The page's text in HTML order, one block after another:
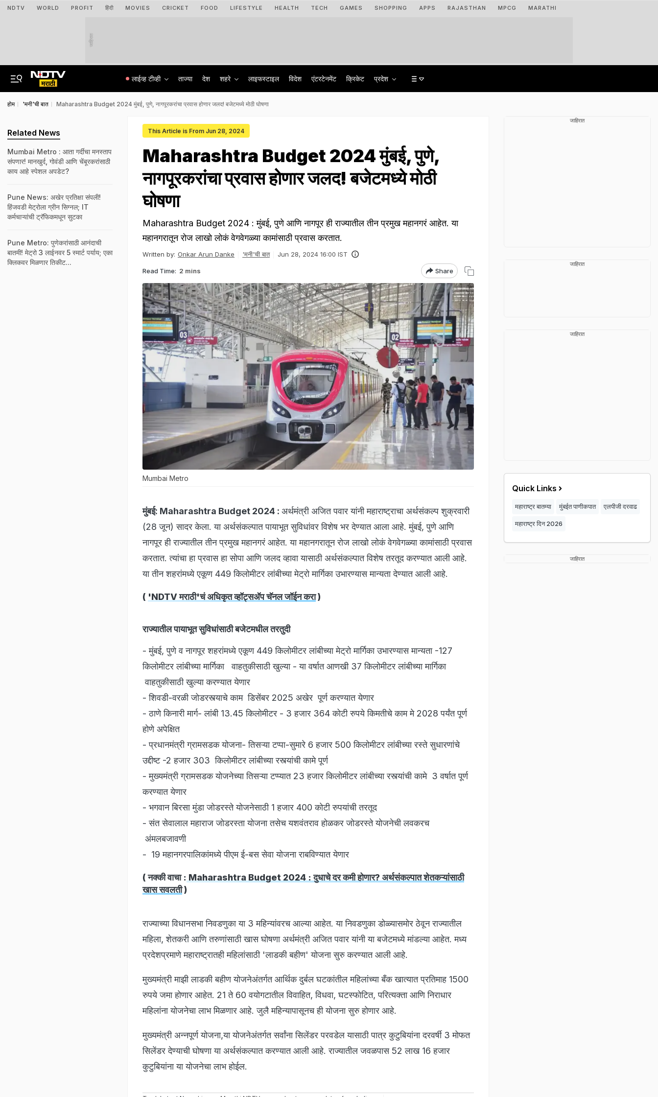
NDTV WORLD PROFIT हिंदी MOVIES CRICKET FOOD LIFESTYLE HEALTH TECH GAMES SHOPPING APPS RAJASTHAN MPCG MARATHI
जाहिरात
लाईव्ह टीव्ही ताज्या देश शहरे लाइफस्टाइल विदेश एंटरटेनमेंट क्रिकेट प्रदेश
होम 'मनी'ची बात Maharashtra Budget 2024 मुंबई, पुणे, नागपूरकरांचा प्रवास होणार जलद! बजेटमध्ये मोठी घोषणा
This Article is From Jun 28, 2024
Maharashtra Budget 2024 मुंबई, पुणे,
नागपूरकरांचा प्रवास होणार जलद! बजेटमध्ये मोठी
घोषणा
Maharashtra Budget 2024 : मुंबई, पुणे आणि नागपूर ही राज्यातील तीन प्रमुख महानगरं आहेत. या
महानगरातून रोज लाखो लोकं वेगवेगळ्या कामांसाठी प्रवास करतात.
Written by: Onkar Arun Danke 'मनी'ची बात Jun 28, 2024 16:00 IST
Read Time: 2 mins Share
Mumbai Metro
मुंबई: Maharashtra Budget 2024 : अर्थमंत्री अजित पवार यांनी महाराष्ट्राचा अर्थसंकल्प शुक्रवारी
(28 जून) सादर केला. या अर्थसंकल्पात पायाभूत सुविधांवर विशेष भर देण्यात आला आहे. मुंबई, पुणे आणि
नागपूर ही राज्यातील तीन प्रमुख महानगरं आहेत. या महानगरातून रोज लाखो लोकं वेगवेगळ्या कामांसाठी प्रवास
करतात. त्यांचा हा प्रवास हा सोपा आणि जलद व्हावा यासाठी अर्थसंकल्पात विशेष तरतूद करण्यात आली आहे.
या तीन शहरांमध्ये एकूण 449 किलोमीटर लांबीच्या मेट्रो मार्गिका उभारण्यास मान्यता देण्यात आली आहे.
( 'NDTV मराठी'चं अधिकृत व्हॉट्सअ‍ॅप चॅनल जॉईन करा)
राज्यातील पायाभूत सुविधांसाठी बजेटमधील तरतुदी
- मुंबई, पुणे व नागपूर शहरांमध्ये एकूण 449 किलोमीटर लांबीच्या मेट्रो मार्गिका उभारण्यास मान्यता -127
किलोमीटर लांबीच्या मार्गिका वाहतुकीसाठी खुल्या - या वर्षात आणखी 37 किलोमीटर लांबीच्या मार्गिका
वाहतुकीसाठी खुल्या करण्यात येणार
- शिवडी-वरळी जोडरस्त्याचे काम डिसेंबर 2025 अखेर पूर्ण करण्यात येणार
- ठाणे किनारी मार्ग- लांबी 13.45 किलोमीटर - 3 हजार 364 कोटी रुपये किमतीचे काम मे 2028 पर्यंत पूर्ण
होणे अपेक्षित
- प्रधानमंत्री ग्रामसडक योजना- तिसऱ्या टप्पा-सुमारे 6 हजार 500 किलोमीटर लांबीच्या रस्ते सुधारणांचे
उद्दीष्ट -2 हजार 303 किलोमीटर लांबीच्या रस्त्यांची कामे पूर्ण
- मुख्यमंत्री ग्रामसडक योजनेच्या तिसऱ्या टप्प्यात 23 हजार किलोमीटर लांबीच्या रस्त्यांची कामे 3 वर्षात पूर्ण
करण्यात येणार
- भगवान बिरसा मुंडा जोडरस्ते योजनेसाठी 1 हजार 400 कोटी रुपयांची तरतूद
- संत सेवालाल महाराज जोडरस्ता योजना तसेच यशवंतराव होळकर जोडरस्ते योजनेची लवकरच
अंमलबजावणी
- 19 महानगरपालिकांमध्ये पीएम ई-बस सेवा योजना राबविण्यात येणार
( नक्की वाचा : Maharashtra Budget 2024 : दुधाचे दर कमी होणार? अर्थसंकल्पात शेतकऱ्यांसाठी
खास सवलती)
राज्याच्या विधानसभा निवडणुका या 3 महिन्यांवरच आल्या आहेत. या निवडणुका डोळ्यासमोर ठेवून राज्यातील
महिला, शेतकरी आणि तरुणांसाठी खास घोषणा अर्थमंत्री अजित पवार यांनी या बजेटमध्ये मांडल्या आहेत. मध्य
प्रदेशप्रमाणे महाराष्ट्रातही महिलांसाठी 'लाडकी बहीण' योजना सुरु करण्यात आली आहे.
मुख्यमंत्री माझी लाडकी बहीण योजनेअंतर्गत आर्थिक दुर्बल घटकांतील महिलांच्या बँक खात्यात प्रतिमाह 1500
रुपये जमा होणार आहेत. 21 ते 60 वयोगटातील विवाहित, विधवा, घटस्फोटित, परित्यक्ता आणि निराधार
महिलांना योजनेचा लाभ मिळणार आहे. जुलै महिन्यापासूनच ही योजना सुरु होणार आहे.
मुख्यमंत्री अन्नपूर्ण योजना,या योजनेअंतर्गत सर्वांना सिलेंडर परवडेल यासाठी पात्र कुटुबियांना दरवर्षी 3 मोफत
सिलेंडर देण्याची घोषणा या अर्थसंकल्पात करण्यात आली आहे. राज्यातील जवळपास 52 लाख 16 हजार
कुटुबियांना या योजनेचा लाभ होईल.
Related News
Mumbai Metro : आता गर्दीचा मनस्ताप
संपणार! मानखुर्द, गोवंडी आणि चेंबूरकरांसाठी
काय आहे स्पेशल अपडेट?
Pune News: अखेर प्रतिक्षा संपली!
हिंजवडी मेट्रोला ग्रीन सिग्नल; IT
कर्मचाऱ्यांची ट्रॅफिकमधून सुटका
Pune Metro: पुणेकरांसाठी आनंदाची
बातमी! मेट्रो 3 लाईनवर 5 स्मार्ट पर्याय; एका
क्लिकवर मिळणार तिकीट...
जाहिरात
जाहिरात
जाहिरात
Quick Links
महाराष्ट्र बातम्या मुंबईत पाणीकपात एलपीजी दरवाढ
महाराष्ट्र दिन 2026
जाहिरात